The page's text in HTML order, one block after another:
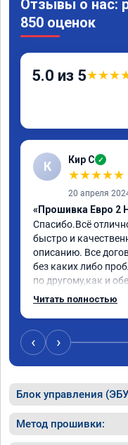
Отзывы о нас:
850 оценок
5.0 из 5★★★
К Кир С ✓
★★★★★
20 апреля
«Прошивка Евро 2
Спасибо.Всё
быстро и
описанию. Все
без каких либо
по другому,как и
понравилось.
Читать полностью
‹ ›
Блок управления
Метод прошивки: